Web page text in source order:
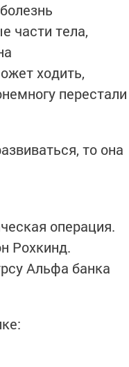
части тела,
ходить,
перестали
то она
операция.
Рохкинд.
Альфа банка